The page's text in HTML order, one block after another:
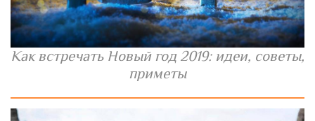
Как встречать Новый год 2019: идеи, советы,
приметы